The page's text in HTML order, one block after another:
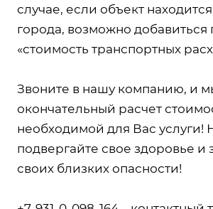
случае, если объект
города, возможно добавиться
«стоимость транспортных
Звоните в нашу компанию, и
окончательный расчет
необходимой для Вас услуги!
подвергайте свое здоровье и
своих близких опасности!